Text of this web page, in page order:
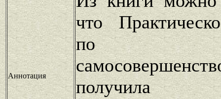
Аннотация
что
по
получила